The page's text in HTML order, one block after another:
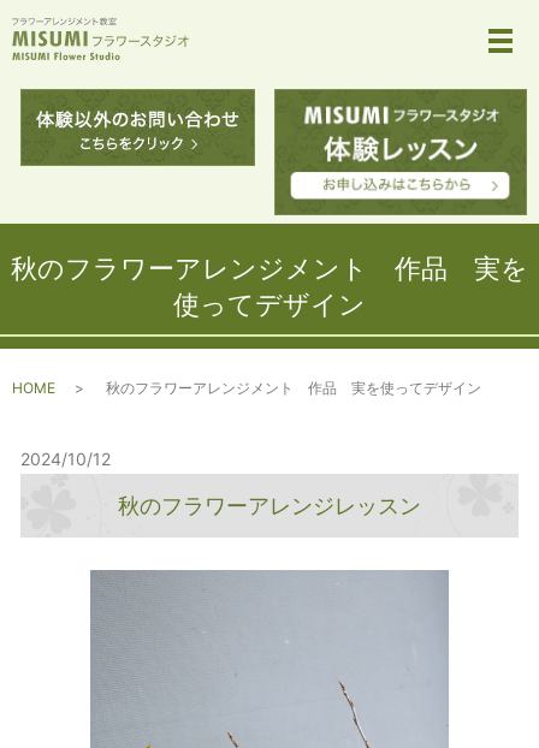
メ
秋のフラワーアレンジメント 作品 実を
使ってデザイン
HOME 秋のフラワーアレンジメント 作品 実を使ってデザイン
2024/10/12
秋のフラワーアレンジレッスン